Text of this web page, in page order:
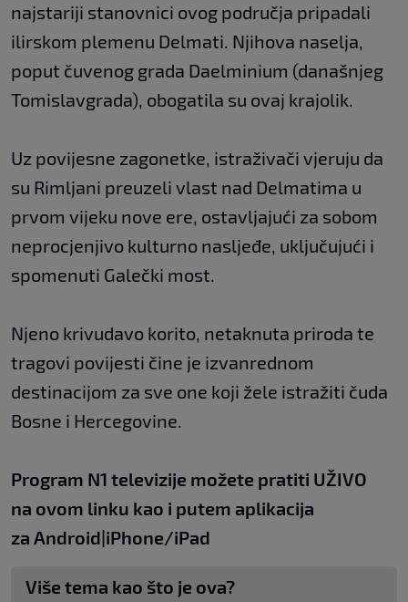
najstariji stanovnici ovog područja pripadali
ilirskom plemenu Delmati. Njihova naselja,
poput čuvenog grada Daelminium (današnjeg
Tomislavgrada), obogatila su ovaj krajolik.
Uz povijesne zagonetke, istraživači vjeruju da
su Rimljani preuzeli vlast nad Delmatima u
prvom vijeku nove ere, ostavljajući za sobom
neprocjenjivo kulturno nasljeđe, uključujući i
spomenuti Galečki most.
Njeno krivudavo korito, netaknuta priroda te
tragovi povijesti čine je izvanrednom
destinacijom za sve one koji žele istražiti čuda
Bosne i Hercegovine.
Program N1 televizije možete pratiti UŽIVO
na ovom linku kao i putem aplikacija
za Android|iPhone/iPad
Više tema kao što je ova?